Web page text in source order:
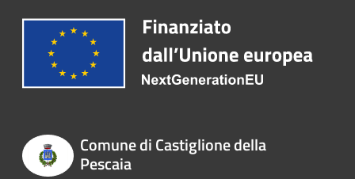
Comune di Castiglione della
Pescaia